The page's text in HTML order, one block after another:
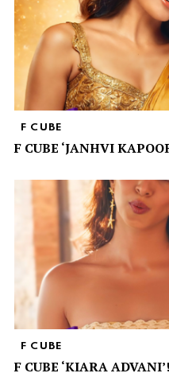
F CUBE
F CUBE ‘JANHVI
F CUBE
F CUBE ‘KIARA ADVANI’!